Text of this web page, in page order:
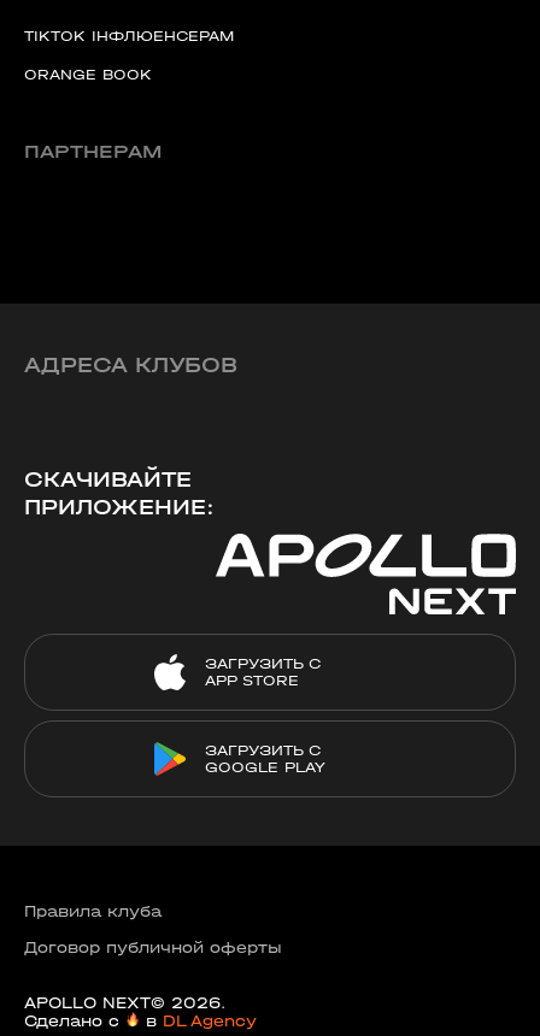
TIKTOK ІНФЛЮЕНСЕРАМ
ORANGE BOOK
ПАРТНЕРАМ
АДРЕСА КЛУБОВ
СКАЧИВАЙТЕ
ПРИЛОЖЕНИЕ:
ЗАГРУЗИТЬ С
APP STORE
ЗАГРУЗИТЬ С
GOOGLE PLAY
Правила клуба
Договор публичной оферты
APOLLO NEXT© 2026.
Сделано с
в DL Agency